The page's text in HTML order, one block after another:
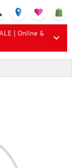
| Online &